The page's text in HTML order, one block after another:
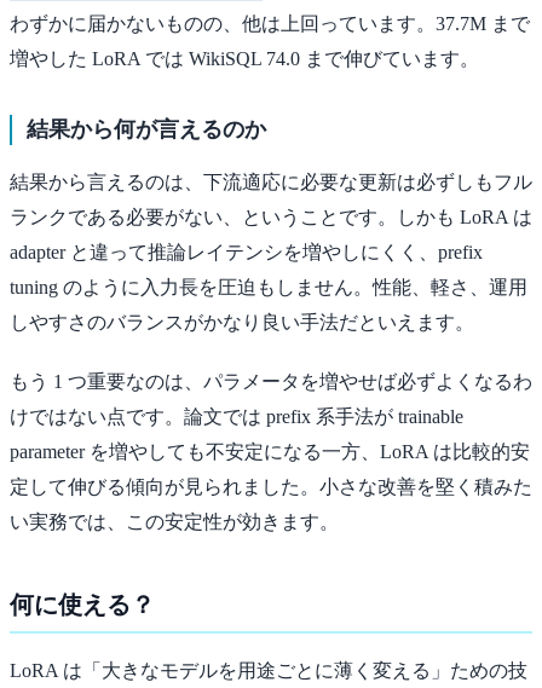
わずかに届かないものの、他は上回っています。37.7M まで
増やした LoRA では WikiSQL 74.0 まで伸びています。
結果から何が言えるのか
結果から言えるのは、下流適応に必要な更新は必ずしもフル
ランクである必要がない、ということです。しかも LoRA は
adapter と違って推論レイテンシを増やしにくく、prefix
tuning のように入力長を圧迫もしません。性能、軽さ、運用
しやすさのバランスがかなり良い手法だといえます。
もう 1 つ重要なのは、パラメータを増やせば必ずよくなるわ
けではない点です。論文では prefix 系手法が trainable
parameter を増やしても不安定になる一方、LoRA は比較的安
定して伸びる傾向が見られました。小さな改善を堅く積みた
い実務では、この安定性が効きます。
何に使える？
LoRA は「大きなモデルを用途ごとに薄く変える」ための技